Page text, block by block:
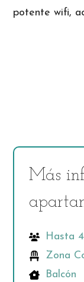
potente wifi,
Más
Hasta
Zona
Balcón